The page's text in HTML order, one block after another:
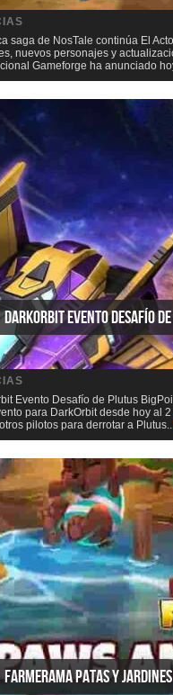
saga de NosTale continúa El
nuevos personajes y
Gameforge ha anunciado
DarkOrbit Evento Desafío
Evento Desafío de Plutus
para DarkOrbit desde hoy al
pilotos para derrotar a
Farmerama Patas y jardines